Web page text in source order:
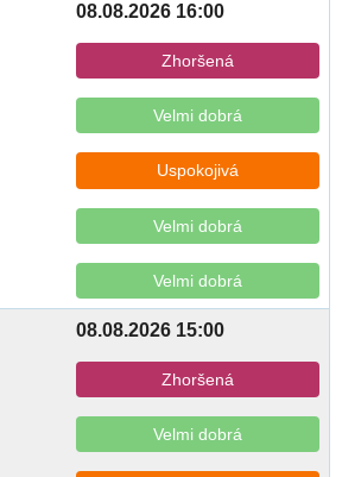
08.08.2026 16:00
Zhoršená
Velmi dobrá
Uspokojivá
Velmi dobrá
Velmi dobrá
08.08.2026 15:00
Zhoršená
Velmi dobrá